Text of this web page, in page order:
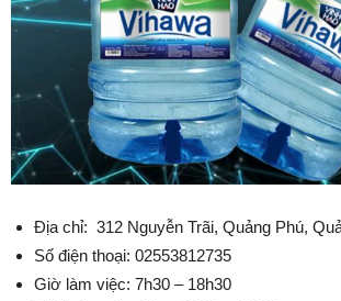
Địa chỉ: 312 Nguyễn Trãi, Quảng Phú,
Số điện thoại: 02553812735
Giờ làm việc: 7h30 – 18h30